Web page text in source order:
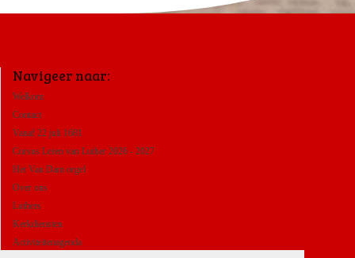
Navigeer naar:
Welkom
Contact
Vanaf 22 juli 1681
Cursus Leren van Luther 2026 - 2027
Het Van Dam orgel
Over ons
Luthers
Kerkdiensten
Activiteitenagenda